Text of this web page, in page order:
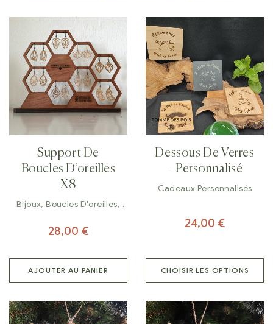
Support De
Boucles D’oreilles
X8
Bijoux,Boucles D'oreilles,
28,00 €
AJOUTER AU PANIER
Dessous De Verres
– Personnalisé
Cadeaux Personnalisés
24,00 €
CHOISIR LES OPTIONS